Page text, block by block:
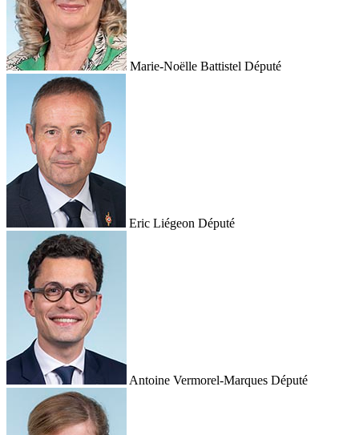
Marie-Noëlle Battistel Député
Eric Liégeon Député
Antoine Vermorel-Marques Député